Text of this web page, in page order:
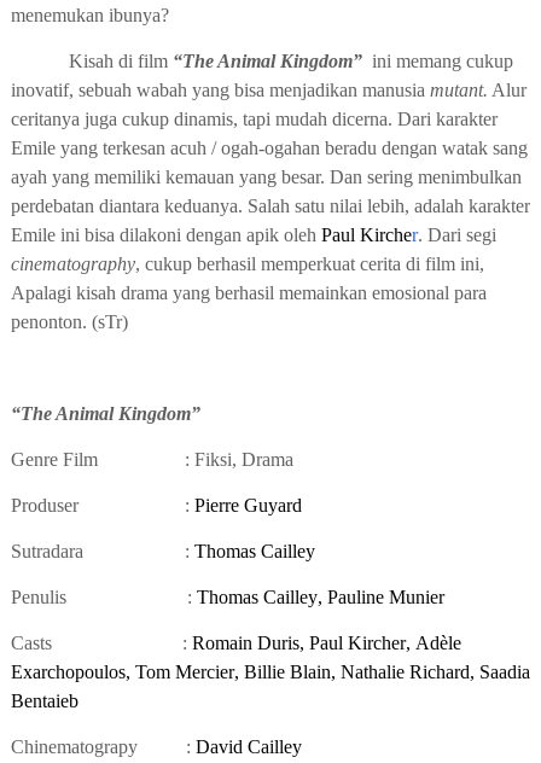
menemukan ibunya?
Kisah di film “The Animal Kingdom” ini memang cukup
inovatif, sebuah wabah yang bisa menjadikan manusia mutant. Alur
ceritanya juga cukup dinamis, tapi mudah dicerna. Dari karakter
Emile yang terkesan acuh / ogah-ogahan beradu dengan watak sang
ayah yang memiliki kemauan yang besar. Dan sering menimbulkan
perdebatan diantara keduanya. Salah satu nilai lebih, adalah karakter
Emile ini bisa dilakoni dengan apik oleh Paul Kircher. Dari segi
cinematography, cukup berhasil memperkuat cerita di film ini,
Apalagi kisah drama yang berhasil memainkan emosional para
penonton. (sTr)
“The Animal Kingdom”
Genre Film : Fiksi, Drama
Produser : Pierre Guyard
Sutradara : Thomas Cailley
Penulis : Thomas Cailley, Pauline Munier
Casts : Romain Duris, Paul Kircher, Adèle
Exarchopoulos, Tom Mercier, Billie Blain, Nathalie Richard, Saadia
Bentaieb
Chinematograpy : David Cailley